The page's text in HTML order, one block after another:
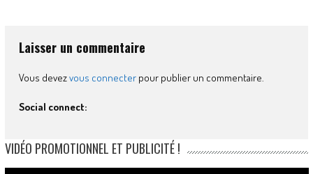
Laisser un commentaire
Vous devezvous connecterpour publier un commentaire.
Social connect:
VIDÉO PROMOTIONNEL ET PUBLICITÉ !